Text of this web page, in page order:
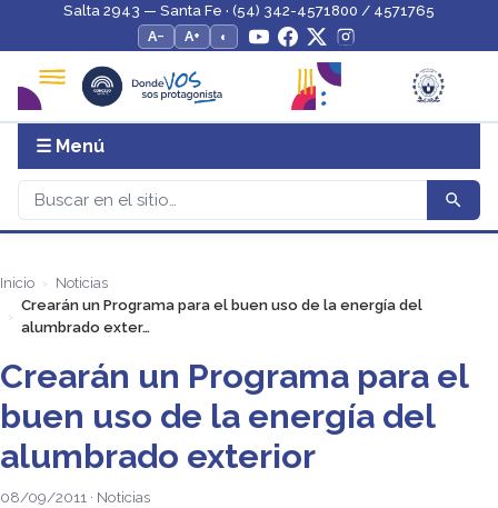
Salta 2943 — Santa Fe · (54) 342-4571800 / 4571765
A−
A+ ◐
☰ Menú
Inicio
Noticias
Crearán un Programa para el buen uso de la energía del
alumbrado exter…
Crearán un Programa para el
buen uso de la energía del
alumbrado exterior
08/09/2011 · Noticias